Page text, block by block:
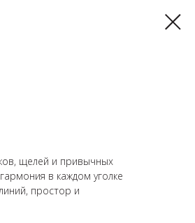
щелей и привычных
в каждом уголке
простор и